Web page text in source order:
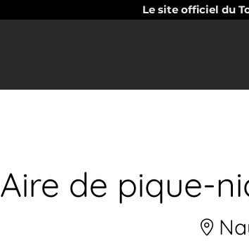
Le site officiel du
Aire de pique-